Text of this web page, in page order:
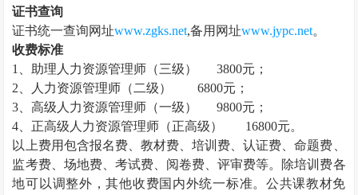
证书查询
证书统一查询网址www.zgks.net,备用网址www.jypc.net。
收费标准
1、助理 人力资源管理师 （三级）
3800元；
2、
人力资源管理师 （二级）
6800元；
3、高级 人力资源管理师 （一级）
9800元；
4、正高级 人力资源管理师 （正高级）
16800元。
以上费用包含报名费、教材费、培训费、认证费、命题费、
监考费、场地费、考试费、阅卷费、评审费等。除培训费各
地可以调整外，其他收费国内外统一标准。公共课教材免